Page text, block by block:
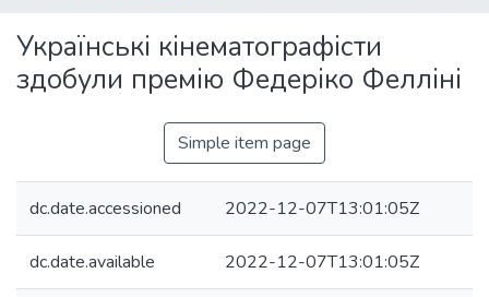
All of DSpace
Українські кінематографісти
здобули премію Федеріко Фелліні
Simple item page
dc.date.accessioned 2022-12-07T13:01:05Z
dc.date.available 2022-12-07T13:01:05Z